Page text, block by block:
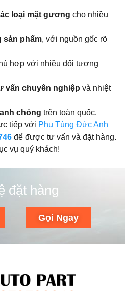
loại mặt gương cho nhiều
sản phẩm, với nguồn gốc rõ
hợp với nhiều đối tượng
vấn chuyên nghiệp và nhiệt
chóng trên toàn quốc.
tiếp với Phụ Tùng Đức Anh
để được tư vấn và đặt hàng.
vụ quý khách!
đặt hàng
Gọi Ngay